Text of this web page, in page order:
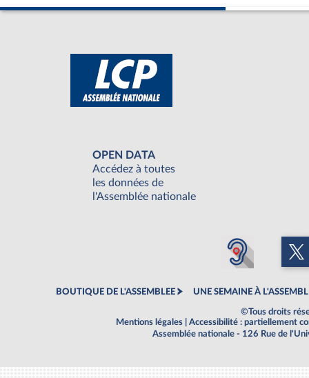
OPEN DATA
Accédez à toutes
les données de
l'Assemblée nationale
BOUTIQUE DE L'ASSEMBLEE UNE SEMAINE À
©Tous droits
Mentions légales
Accessibilité : partiellement
Assemblée nationale - 126 Rue de